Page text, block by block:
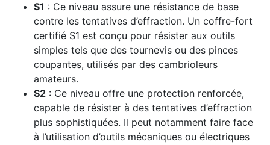
S1 : Ce niveau assure une résistance de base
contre les tentatives d’effraction. Un coffre-fort
certifié S1 est conçu pour résister aux outils
simples tels que des tournevis ou des pinces
coupantes, utilisés par des cambrioleurs
amateurs.
S2 : Ce niveau offre une protection renforcée,
capable de résister à des tentatives d’effraction
plus sophistiquées. Il peut notamment faire face
à l’utilisation d’outils mécaniques ou électriques